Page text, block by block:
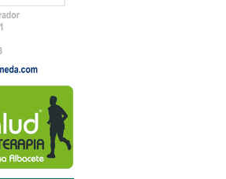
2023, de 17h a 2023